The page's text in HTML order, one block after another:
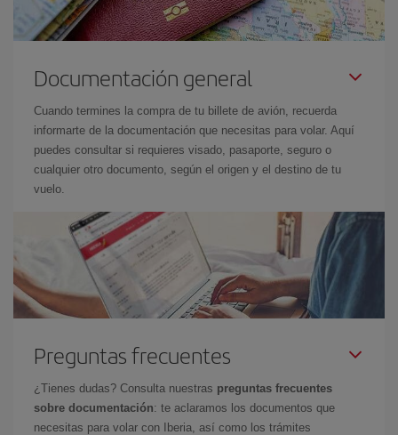
Documentación general
Cuando termines la compra de tu billete de avión, recuerda
informarte de la documentación que necesitas para volar. Aquí
puedes consultar si requieres visado, pasaporte, seguro o
cualquier otro documento, según el origen y el destino de tu
vuelo.
Preguntas frecuentes
¿Tienes dudas? Consulta nuestras preguntas frecuentes
sobre documentación: te aclaramos los documentos que
necesitas para volar con Iberia, así como los trámites